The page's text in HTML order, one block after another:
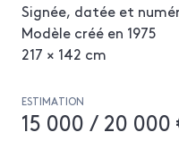
Signée, datée et
Modèle créé en 1975
217 × 142 cm
ESTIMATION
15 000 / 20 000